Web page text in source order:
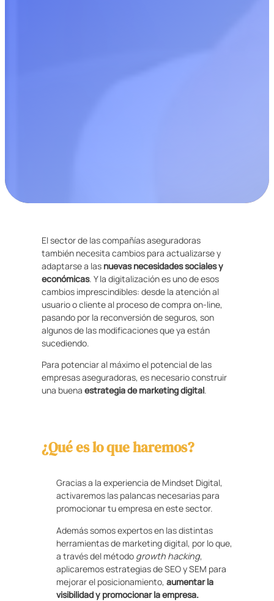
El sector de las compañías aseguradoras
también necesita cambios para actualizarse y
adaptarse a las nuevas necesidades sociales y
económicas. Y la digitalización es uno de esos
cambios imprescindibles: desde la atención al
usuario o cliente al proceso de compra on-line,
pasando por la reconversión de seguros, son
algunos de las modificaciones que ya están
sucediendo.
Para potenciar al máximo el potencial de las
empresas aseguradoras, es necesario construir
una buena estrategia de marketing digital.
¿Qué es lo que haremos?
Gracias a la experiencia de Mindset Digital,
activaremos las palancas necesarias para
promocionar tu empresa en este sector.
Además somos expertos en las distintas
herramientas de marketing digital, por lo que,
a través del método growth hacking,
aplicaremos estrategias de SEO y SEM para
mejorar el posicionamiento, aumentar la
visibilidad y promocionar la empresa.